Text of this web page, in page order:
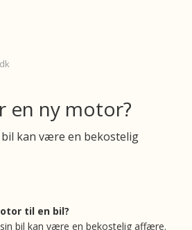
en ny motor?
kan være en bekostelig
til en bil?
bil kan være en bekostelig affære.